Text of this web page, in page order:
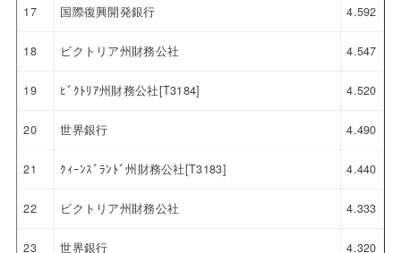
17 国際復興開発銀行 4.592
18 ビクトリア州財務公社 4.547
19 ﾋﾞｸﾄﾘｱ州財務公社[T3184] 4.520
20 世界銀行 4.490
21 ｸｨｰﾝｽﾞﾗﾝﾄﾞ州財務公社[T3183] 4.440
22 ビクトリア州財務公社 4.333
23 世界銀行 4.320